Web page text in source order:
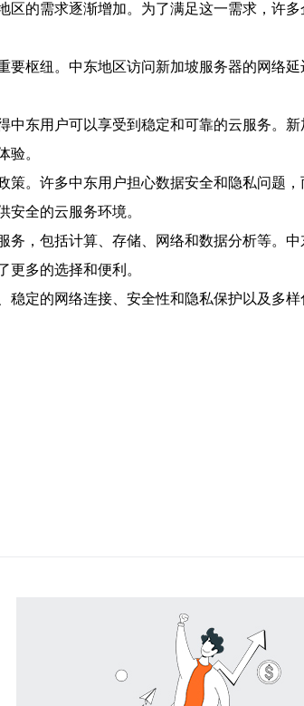
的需求逐渐增加。为了满足这一需求，许
枢纽。中东地区访问新加坡服务器的网络
东用户可以享受到稳定和可靠的云服务。
验。
。许多中东用户担心数据安全和隐私问题
全的云服务环境。
，包括计算、存储、网络和数据分析等。
多的选择和便利。
定的网络连接、安全性和隐私保护以及多